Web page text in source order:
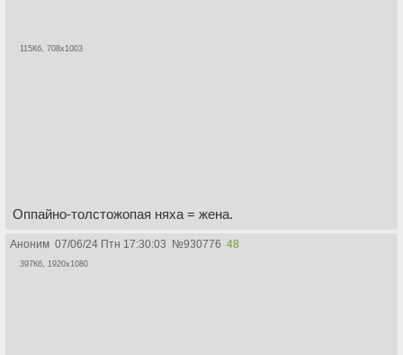
115Кб, 708x1003
Оппайно-толстожопая няха = жена.
Аноним 07/06/24 Птн 17:30:03 №930776 48
397Кб, 1920x1080